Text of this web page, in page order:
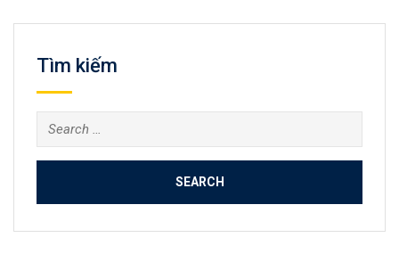
Tìm kiếm
Search
for: